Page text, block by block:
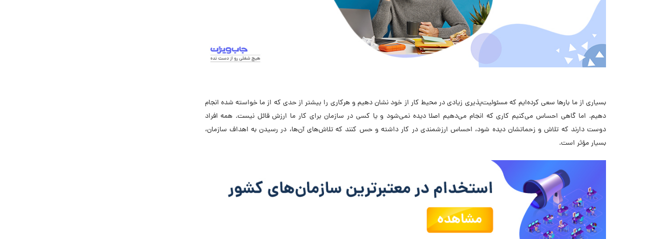
بسیاری از ما بارها سعی کرده‌ایم که مسئولیت‌پذیری زیادی در محیط کار از خود نشان دهیم و هرکاری را بیشتر از حدی که از ما خواسته شده انجام
دهیم. اما گاهی احساس می‌کنیم کاری که انجام می‌دهیم اصلا دیده نمی‌شود و یا کسی در سازمان برای کار ما ارزش قائل نیست. همه‌ افراد
دوست دارند که تلاش و زحماتشان دیده شود، احساس ارزشمندی در کار داشته و حس کنند که تلاش‌های آن‌ها، در رسیدن به اهداف سازمان،
بسیار مؤثر است.